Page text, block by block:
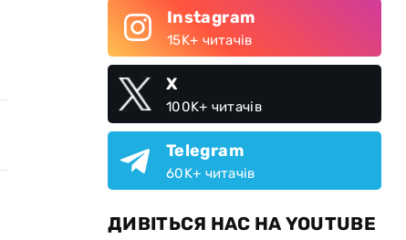
Instagram
15K+ читачів
X
100K+ читачів
Telegram
60K+ читачів
ДИВІТЬСЯ НАС НА YOUTUBE